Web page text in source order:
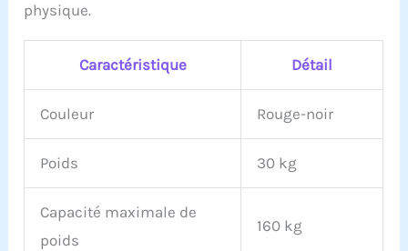
professionnelles en ligne
(français non garanti)
physique.
Caractéristique Détail
Couleur Rouge-noir
Poids 30 kg
Capacité maximale de
poids
160 kg